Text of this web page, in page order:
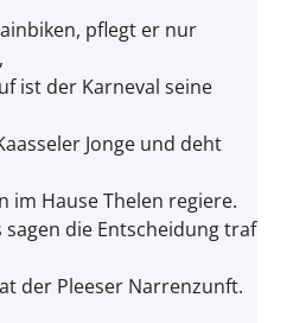
pflegt er nur
ist der Karneval seine
Jonge und deht
im Hause Thelen regiere.
sagen die Entscheidung traf
der Pleeser Narrenzunft.